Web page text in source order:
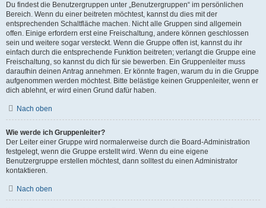
Du findest die Benutzergruppen unter „Benutzergruppen“ im persönlichen
Bereich. Wenn du einer beitreten möchtest, kannst du dies mit der
entsprechenden Schaltfläche machen. Nicht alle Gruppen sind allgemein
offen. Einige erfordern erst eine Freischaltung, andere können geschlossen
sein und weitere sogar versteckt. Wenn die Gruppe offen ist, kannst du ihr
einfach durch die entsprechende Funktion beitreten; verlangt die Gruppe eine
Freischaltung, so kannst du dich für sie bewerben. Ein Gruppenleiter muss
daraufhin deinen Antrag annehmen. Er könnte fragen, warum du in die Gruppe
aufgenommen werden möchtest. Bitte belästige keinen Gruppenleiter, wenn er
dich ablehnt, er wird einen Grund dafür haben.
Nach oben
Wie werde ich Gruppenleiter?
Der Leiter einer Gruppe wird normalerweise durch die Board-Administration
festgelegt, wenn die Gruppe erstellt wird. Wenn du eine eigene
Benutzergruppe erstellen möchtest, dann solltest du einen Administrator
kontaktieren.
Nach oben